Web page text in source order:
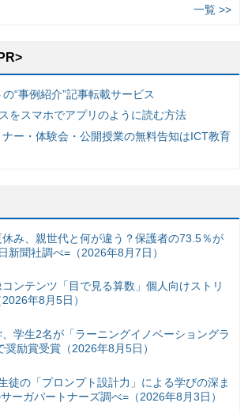
一覧 >>
“事例紹介”記事転載サービス
をスマホでアプリのように読む方法
ー・体験会・公開授業の無料告知はICT教育
み、親世代と何が違う？保護者の73.5％が
新聞社調べ=（2026年8月7日）
ンテンツ「目で見る算数」個人向けストリ
年8月5日）
学生2名が「ラーニングイノベーショングラ
奨励賞受賞（2026年8月5日）
徒の「プロンプト設計力」による学びの深ま
ーガパートナーズ調べ=（2026年8月3日）